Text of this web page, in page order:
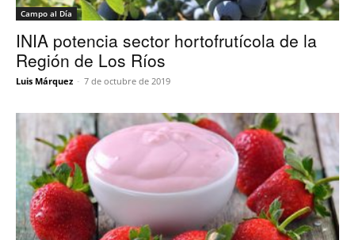
Campo al Día
INIA potencia sector hortofrutícola de la
Región de Los Ríos
Luis Márquez - 7 de octubre de 2019